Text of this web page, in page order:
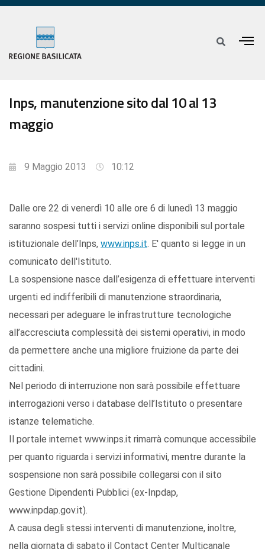
Inps, manutenzione sito dal 10 al 13
maggio
9 Maggio 2013 10:12
Dalle ore 22 di venerdì 10 alle ore 6 di lunedì 13 maggio
saranno sospesi tutti i servizi online disponibili sul portale
istituzionale dell’Inps, www.inps.it. E' quanto si legge in un
comunicato dell'Istituto.
La sospensione nasce dall’esigenza di effettuare interventi
urgenti ed indifferibili di manutenzione straordinaria,
necessari per adeguare le infrastrutture tecnologiche
all’accresciuta complessità dei sistemi operativi, in modo
da permettere anche una migliore fruizione da parte dei
cittadini.
Nel periodo di interruzione non sarà possibile effettuare
interrogazioni verso i database dell’Istituto o presentare
istanze telematiche.
Il portale internet www.inps.it rimarrà comunque accessibile
per quanto riguarda i servizi informativi, mentre durante la
sospensione non sarà possibile collegarsi con il sito
Gestione Dipendenti Pubblici (ex-Inpdap,
www.inpdap.gov.it).
A causa degli stessi interventi di manutenzione, inoltre,
nella giornata di sabato il Contact Center Multicanale